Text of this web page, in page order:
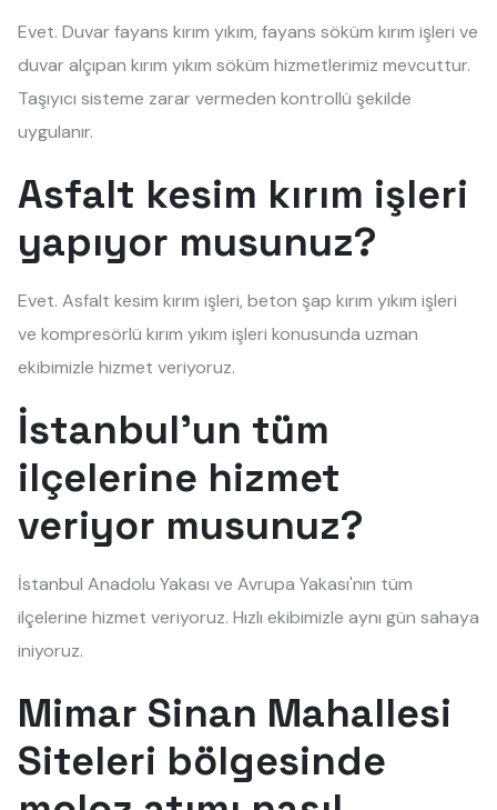
Evet. Duvar fayans kırım yıkım, fayans söküm kırım işleri ve
duvar alçıpan kırım yıkım söküm hizmetlerimiz mevcuttur.
Taşıyıcı sisteme zarar vermeden kontrollü şekilde
uygulanır.
Asfalt kesim kırım işleri
yapıyor musunuz?
Evet. Asfalt kesim kırım işleri, beton şap kırım yıkım işleri
ve kompresörlü kırım yıkım işleri konusunda uzman
ekibimizle hizmet veriyoruz.
İstanbul'un tüm
ilçelerine hizmet
veriyor musunuz?
İstanbul Anadolu Yakası ve Avrupa Yakası'nın tüm
ilçelerine hizmet veriyoruz. Hızlı ekibimizle aynı gün sahaya
iniyoruz.
Mimar Sinan Mahallesi
Siteleri bölgesinde